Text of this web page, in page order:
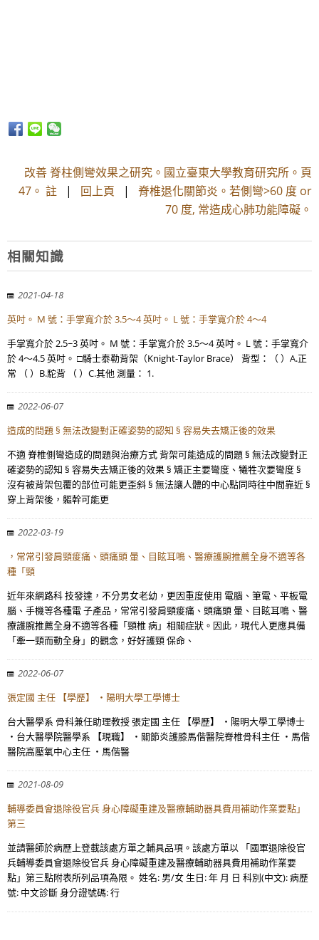
改善 脊柱側彎效果之研究。國立臺東大學教育研究所。頁
47。 註 | 回上頁 | 脊椎退化關節炎。若側彎>60 度 or
70 度, 常造成心肺功能障礙。
相關知識
2021-04-18
英吋。 M 號：手掌寬介於 3.5～4 英吋。 L 號：手掌寬介於 4～4
手掌寬介於 2.5~3 英吋。 M 號：手掌寬介於 3.5～4 英吋。 L 號：手掌寬介
於 4～4.5 英吋。 □騎士泰勒背架（Knight-Taylor Brace） 背型：（ ）A.正
常 （ ）B.駝背 （ ）C.其他 測量： 1.
2022-06-07
造成的問題 § 無法改變對正確姿勢的認知 § 容易失去矯正後的效果
不適 脊椎側彎造成的問題與治療方式 背架可能造成的問題 § 無法改變對正
確姿勢的認知 § 容易失去矯正後的效果 § 矯正主要彎度、犧牲次要彎度 §
沒有被背架包覆的部位可能更歪斜 § 無法讓人體的中心點同時往中間靠近 §
穿上背架後，軀幹可能更
2022-03-19
，常常引發肩頸痠痛、頭痛頭 暈、目眩耳鳴、醫療護腕推薦全身不適等各
種「頸
近年來網路科 技發達，不分男女老幼，更因重度使用 電腦、筆電、平板電
腦、手機等各種電 子產品，常常引發肩頸痠痛、頭痛頭 暈、目眩耳鳴、醫
療護腕推薦全身不適等各種「頸椎 病」相關症狀。因此，現代人更應具備
「牽一頸而動全身」的觀念，好好護頸 保命、
2022-06-07
張定國 主任 【學歷】 ・陽明大學工學博士
台大醫學系 骨科兼任助理教授 張定國 主任 【學歷】 ・陽明大學工學博士
・台大醫學院醫學系 【現職】 ・關節炎護膝馬偕醫院脊椎骨科主任 ・馬偕
醫院高壓氧中心主任 ・馬偕醫
2021-08-09
輔導委員會退除役官兵 身心障礙重建及醫療輔助器具費用補助作業要點」
第三
並請醫師於病歷上登載該處方單之輔具品項。該處方單以 「國軍退除役官
兵輔導委員會退除役官兵 身心障礙重建及醫療輔助器具費用補助作業要
點」第三點附表所列品項為限。 姓名: 男/女 生日: 年 月 日 科別(中文): 病歷
號: 中文診斷 身分證號碼: 行